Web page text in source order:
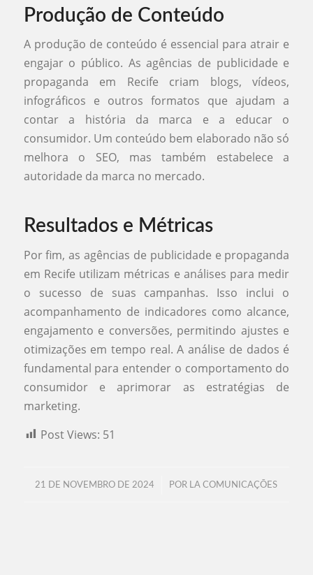
Produção de Conteúdo
A produção de conteúdo é essencial para atrair e
engajar o público. As agências de publicidade e
propaganda em Recife criam blogs, vídeos,
infográficos e outros formatos que ajudam a
contar a história da marca e a educar o
consumidor. Um conteúdo bem elaborado não só
melhora o SEO, mas também estabelece a
autoridade da marca no mercado.
Resultados e Métricas
Por fim, as agências de publicidade e propaganda
em Recife utilizam métricas e análises para medir
o sucesso de suas campanhas. Isso inclui o
acompanhamento de indicadores como alcance,
engajamento e conversões, permitindo ajustes e
otimizações em tempo real. A análise de dados é
fundamental para entender o comportamento do
consumidor e aprimorar as estratégias de
marketing.
Post Views: 51
21 DE NOVEMBRO DE 2024
/ POR LA COMUNICAÇÕES